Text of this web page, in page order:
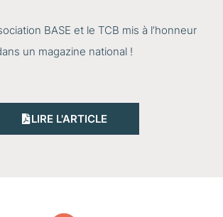
BASE et le TCB mis à l’honneur
un magazine national !
LIRE L'ARTICLE